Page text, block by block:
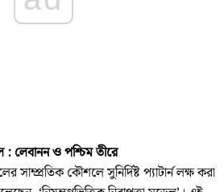
: লেবানন ও পশ্চিম তীরে
সাম্প্রতিক কৌশলে সুনির্দিষ্ট প্যাটার্ন লক্ষ করা